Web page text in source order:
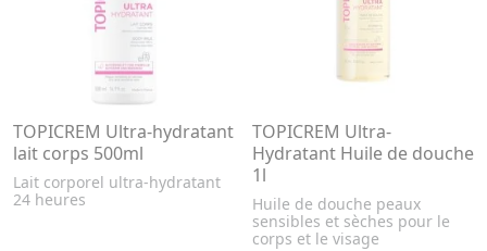
TOPICREM Ultra-hydratant
lait corps 500ml
Lait corporel ultra-hydratant
24 heures
TOPICREM Ultra-
Hydratant Huile de douche
1l
Huile de douche peaux
sensibles et sèches pour le
corps et le visage